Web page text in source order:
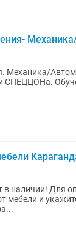
Механика/
СПЕЦЦОНа.
услуги отправьте
мебели и